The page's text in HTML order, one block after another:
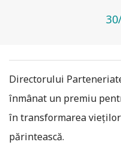
Directorului
înmânat un premiu
în transformarea
părintească.